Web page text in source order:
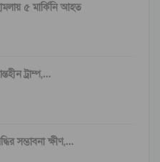
৫ মার্কিনি আহত
ট্রাম্প,…
সম্ভাবনা ক্ষীণ,…